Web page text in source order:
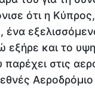
ότι η
ένα
εξήρε και το
στις